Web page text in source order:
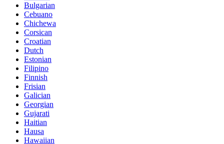
Bulgarian
Cebuano
Chichewa
Corsican
Croatian
Dutch
Estonian
Filipino
Finnish
Frisian
Galician
Georgian
Gujarati
Haitian
Hausa
Hawaiian